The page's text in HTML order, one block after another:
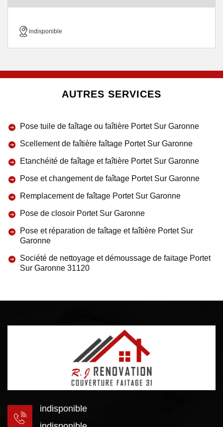
indisponible
AUTRES SERVICES
Pose tuile de faîtage ou faîtière Portet Sur Garonne
Scellement de faîtière faîtage Portet Sur Garonne
Etanchéité de faîtage et faîtière Portet Sur Garonne
Pose et changement de faîtage Portet Sur Garonne
Remplacement de faîtage Portet Sur Garonne
Pose de closoir Portet Sur Garonne
Pose et réparation de faîtage et faîtière Portet Sur
Garonne
Société de nettoyage et démoussage de faitage Portet
Sur Garonne 31120
indisponible